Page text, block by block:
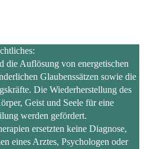
die Auflösung von energetischen
Glaubenssätzen sowie die
Die Wiederherstellung des
Geist und Seele für eine
werden gefördert.
ersetzten keine Diagnose,
eines Arztes, Psychologen oder